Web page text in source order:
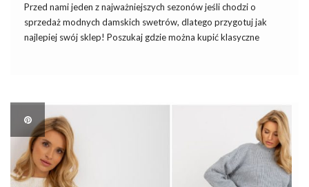
Przed nami jeden z najważniejszych sezonów jeśli chodzi o
sprzedaż modnych damskich swetrów, dlatego przygotuj jak
najlepiej swój sklep! Poszukaj gdzie można kupić klasyczne